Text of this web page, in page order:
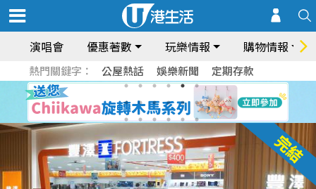
演唱會 優惠著數 玩樂情報 購物情報
熱門關鍵字： 公屋熱話 娛樂新聞 定期存款